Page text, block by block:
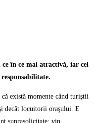
în ce mai atractivă, iar cei
există momente când turiştii
decât locuitorii oraşului. E
suprasolicitate: vin